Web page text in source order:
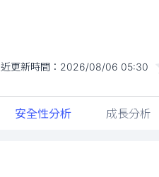
更新時間： 2026/08/06 05:30
安全性分析 成長分析